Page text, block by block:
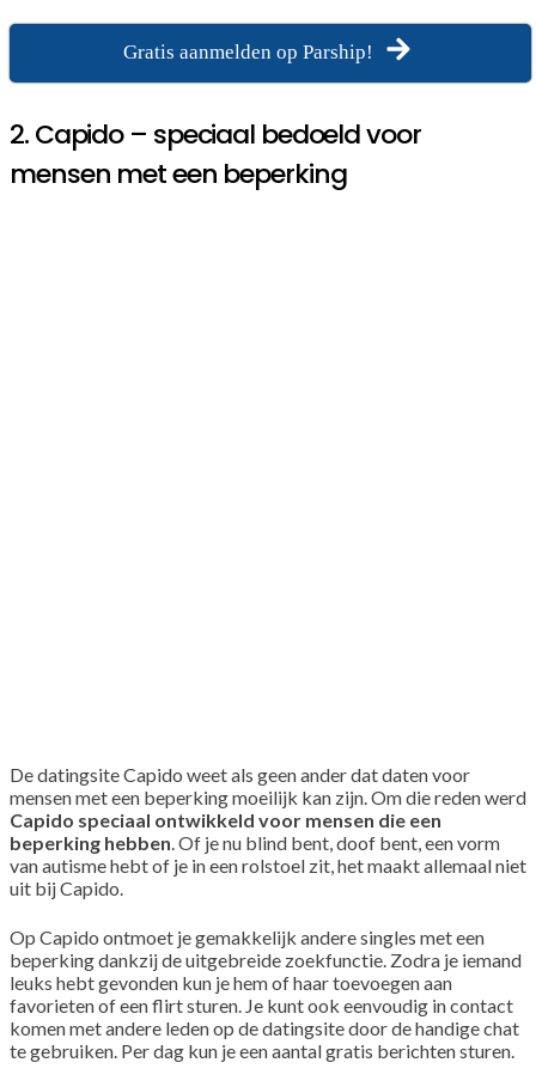
Gratis aanmelden op Parship!
2. Capido – speciaal bedoeld voor
mensen met een beperking
De datingsite Capido weet als geen ander dat daten voor
mensen met een beperking moeilijk kan zijn. Om die reden werd
Capido speciaal ontwikkeld voor mensen die een
beperking hebben. Of je nu blind bent, doof bent, een vorm
van autisme hebt of je in een rolstoel zit, het maakt allemaal niet
uit bij Capido.
Op Capido ontmoet je gemakkelijk andere singles met een
beperking dankzij de uitgebreide zoekfunctie. Zodra je iemand
leuks hebt gevonden kun je hem of haar toevoegen aan
favorieten of een flirt sturen. Je kunt ook eenvoudig in contact
komen met andere leden op de datingsite door de handige chat
te gebruiken. Per dag kun je een aantal gratis berichten sturen.